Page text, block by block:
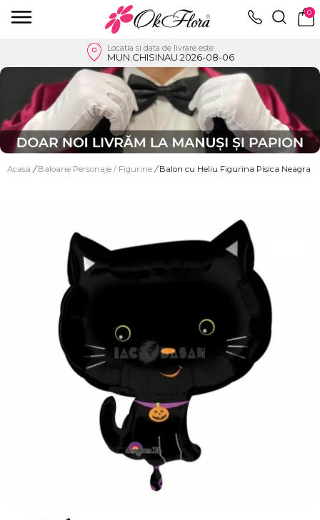
0
Locatia si data de livrare este
MUN.CHISINAU 2026-08-06
Acasa / Baloane Personaje / Figurine / Balon cu Heliu Figurina Pisica Neagra